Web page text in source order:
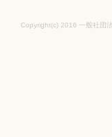
Copyright(c) 2016 一般社団